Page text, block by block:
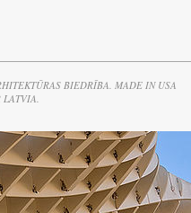
BIEDRĪBA. MADE IN USA